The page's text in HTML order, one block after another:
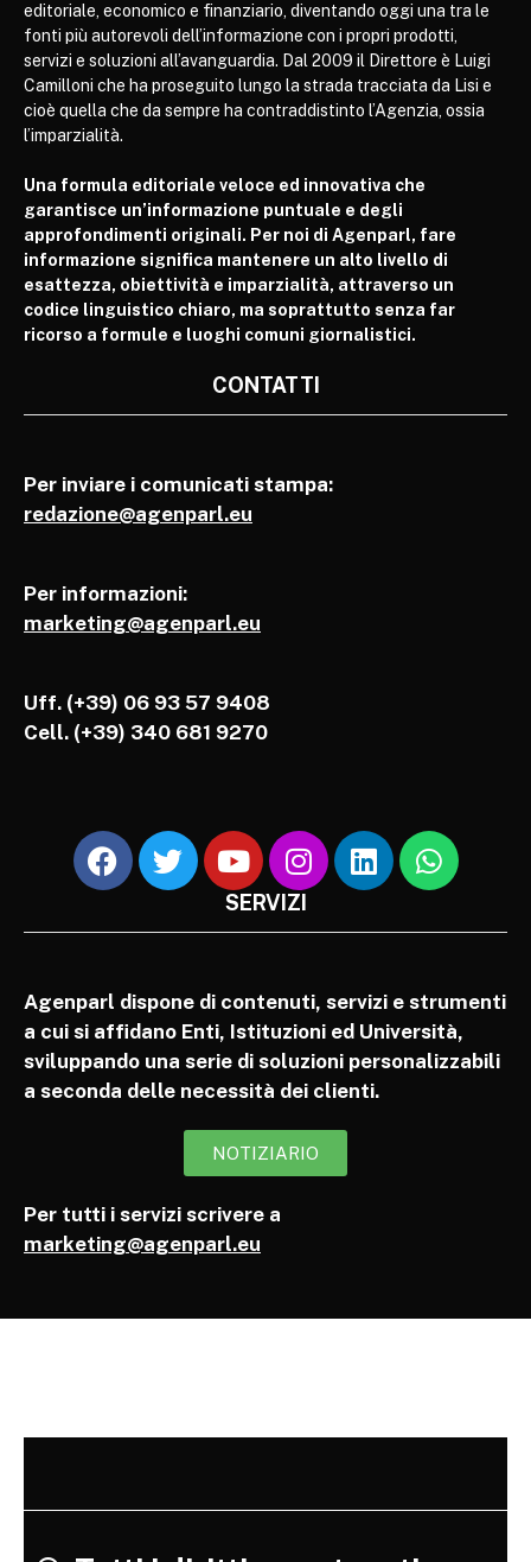
editoriale, economico e finanziario, diventando oggi una tra le
fonti più autorevoli dell’informazione con i propri prodotti,
servizi e soluzioni all’avanguardia. Dal 2009 il Direttore è Luigi
Camilloni che ha proseguito lungo la strada tracciata da Lisi e
cioè quella che da sempre ha contraddistinto l’Agenzia, ossia
l’imparzialità.
Una formula editoriale veloce ed innovativa che
garantisce un’informazione puntuale e degli
approfondimenti originali. Per noi di Agenparl, fare
informazione significa mantenere un alto livello di
esattezza, obiettività e imparzialità, attraverso un
codice linguistico chiaro, ma soprattutto senza far
ricorso a formule e luoghi comuni giornalistici.
CONTATTI
Per inviare i comunicati stampa:
redazione@agenparl.eu
Per informazioni:
marketing@agenparl.eu
Uff. (+39) 06 93 57 9408
Cell. (+39) 340 681 9270
SERVIZI
Agenparl dispone di contenuti, servizi e strumenti
a cui si affidano Enti, Istituzioni ed Università,
sviluppando una serie di soluzioni personalizzabili
a seconda delle necessità dei clienti.
NOTIZIARIO
Per tutti i servizi scrivere a
marketing@agenparl.eu